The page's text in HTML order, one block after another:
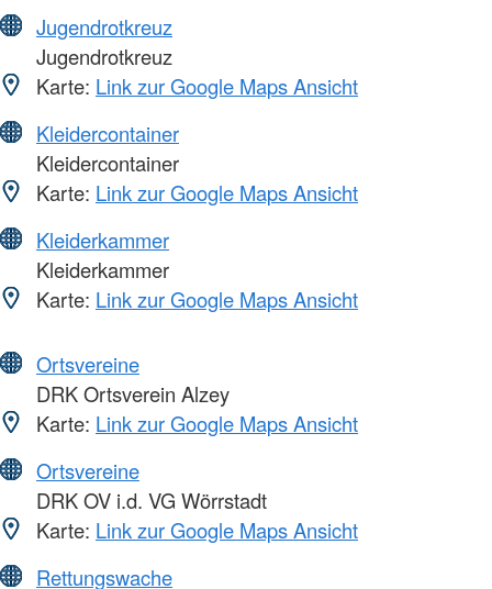
Jugendrotkreuz
Jugendrotkreuz
Karte: Link zur Google Maps Ansicht
Kleidercontainer
Kleidercontainer
Karte: Link zur Google Maps Ansicht
Kleiderkammer
Kleiderkammer
Karte: Link zur Google Maps Ansicht
Ortsvereine
DRK Ortsverein Alzey
Karte: Link zur Google Maps Ansicht
Ortsvereine
DRK OV i.d. VG Wörrstadt
Karte: Link zur Google Maps Ansicht
Rettungswache